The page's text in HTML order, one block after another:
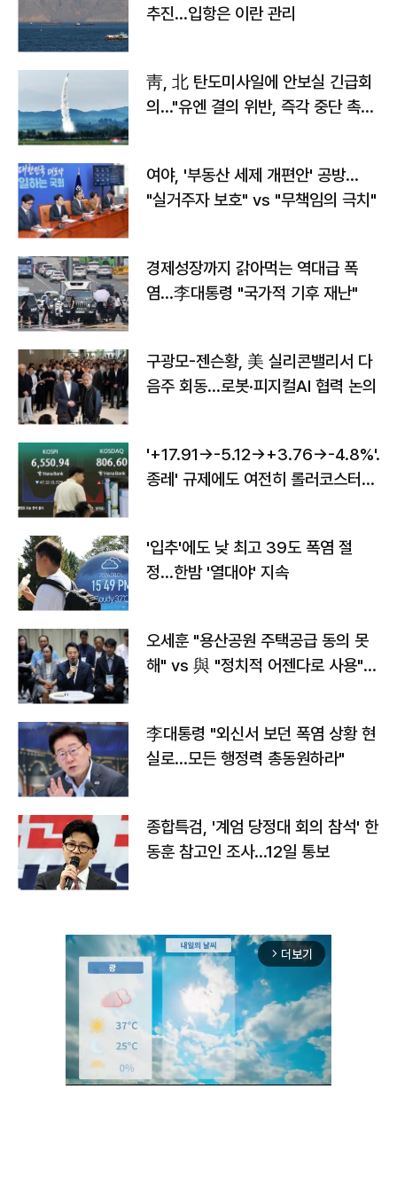
추진…입항은 이란 관리
靑, 北 탄도미사일에 안보실 긴급회
의…"유엔 결의 위반, 즉각 중단 촉
여야, '부동산 세제 개편안' 공방…
"실거주자 보호" vs "무책임의 극치"
경제성장까지 갉아먹는 역대급 폭
염…李대통령 "국가적 기후 재난"
구광모-젠슨황, 美 실리콘밸리서 다
음주 회동…로봇·피지컬AI 협력 논의
'+17.91→-5.12→+3.76→-4.8%'…'
종레' 규제에도 여전히 롤러코스터
'입추'에도 낮 최고 39도 폭염 절
정…한밤 '열대야' 지속
오세훈 "용산공원 주택공급 동의 못
해" vs 與 "정치적 어젠다로 사용"
李대통령 "외신서 보던 폭염 상황 현
실로…모든 행정력 총동원하라"
종합특검, '계엄 당정대 회의 참석' 한
동훈 참고인 조사...12일 통보
arrow_forward_ios 더보기